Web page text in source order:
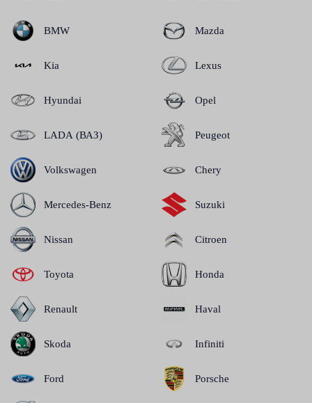
BMW
Kia
Hyundai
LADA (ВАЗ)
Volkswagen
Mercedes-Benz
Nissan
Toyota
Renault
Skoda
Ford
Mazda
Lexus
Opel
Peugeot
Chery
Suzuki
Citroen
Honda
Haval
Infiniti
Porsche